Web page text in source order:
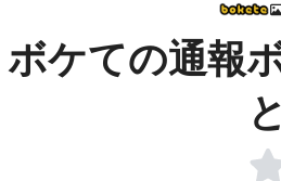
ボケての通報